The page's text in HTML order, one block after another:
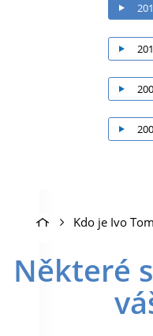
Kdo je Ivo
Některé